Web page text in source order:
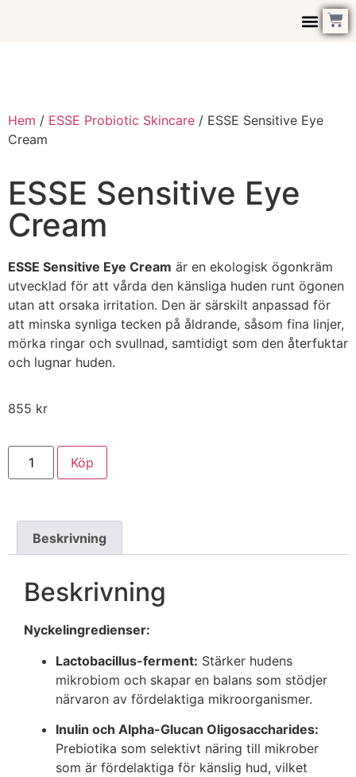
Hem / ESSE Probiotic Skincare / ESSE Sensitive Eye
Cream
ESSE Sensitive Eye
Cream
ESSE Sensitive Eye Cream är en ekologisk ögonkräm
utvecklad för att vårda den känsliga huden runt ögonen
utan att orsaka irritation. Den är särskilt anpassad för
att minska synliga tecken på åldrande, såsom fina linjer,
mörka ringar och svullnad, samtidigt som den återfuktar
och lugnar huden.​
855 kr
Köp
Beskrivning
Beskrivning
Nyckelingredienser:
Lactobacillus-ferment: Stärker hudens
mikrobiom och skapar en balans som stödjer
närvaron av fördelaktiga mikroorganismer.
Inulin och Alpha-Glucan Oligosaccharides:
Prebiotika som selektivt näring till mikrober
som är fördelaktiga för känslig hud, vilket